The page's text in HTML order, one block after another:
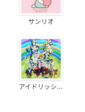
サンリオ
アイドリッシ...